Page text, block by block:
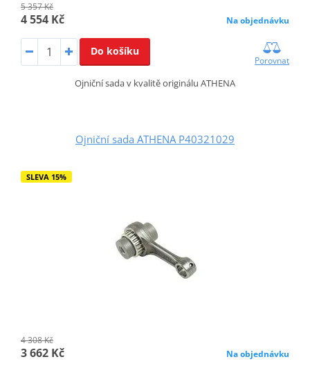
5 357 Kč
4 554 Kč Na objednávku
Do košíku
Porovnat
Ojniční sada v kvalitě originálu ATHENA
Ojniční sada ATHENA P40321029
SLEVA 15%
4 308 Kč
3 662 Kč Na objednávku